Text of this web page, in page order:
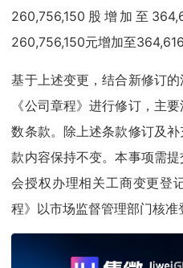
260,756,150股增加至
260,756,150元增加至
基于上述变更，结合新修订
《公司章程》进行修订，主
数条款。除上述条款修订及
款内容保持不变。本事项需
会授权办理相关工商变更登
程》以市场监督管理部门核准